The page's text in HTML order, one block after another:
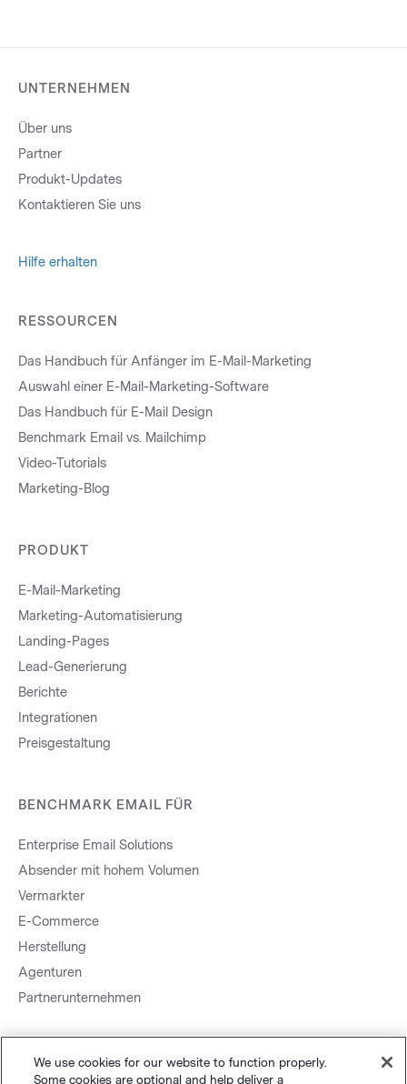
UNTERNEHMEN
Über uns
Partner
Produkt-Updates
Kontaktieren Sie uns
Hilfe erhalten
RESSOURCEN
Das Handbuch für Anfänger im E-Mail-Marketing
Auswahl einer E-Mail-Marketing-Software
Das Handbuch für E-Mail Design
Benchmark Email vs. Mailchimp
Video-Tutorials
Marketing-Blog
PRODUKT
E-Mail-Marketing
Marketing-Automatisierung
Landing-Pages
Lead-Generierung
Berichte
Integrationen
Preisgestaltung
BENCHMARK EMAIL FÜR
Enterprise Email Solutions
Absender mit hohem Volumen
Vermarkter
E-Commerce
Herstellung
Agenturen
Partnerunternehmen
We use cookies for our website to function properly.
Some cookies are optional and help deliver a